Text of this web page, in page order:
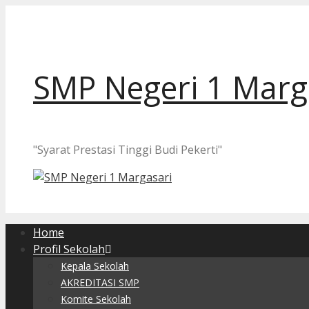
SMP Negeri 1
"Syarat Prestasi Tinggi Budi Pekerti"
Home
Profil Sekolah
Kepala Sekolah
AKREDITASI SMP
Komite Sekolah